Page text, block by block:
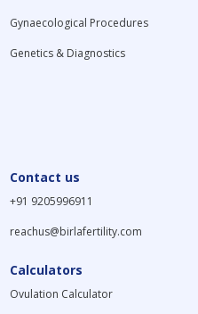
Gynaecological Procedures
Genetics & Diagnostics
Contact us
+91 9205996911
reachus@birlafertility.com
Calculators
Ovulation Calculator